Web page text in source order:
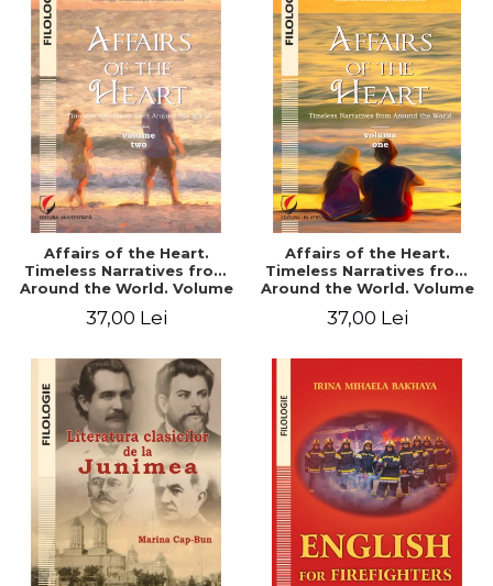
Affairs of the Heart.
Timeless Narratives from
Around the World. Volume
37,00 Lei
Affairs of the Heart.
Timeless Narratives from
Around the World. Volume
37,00 Lei